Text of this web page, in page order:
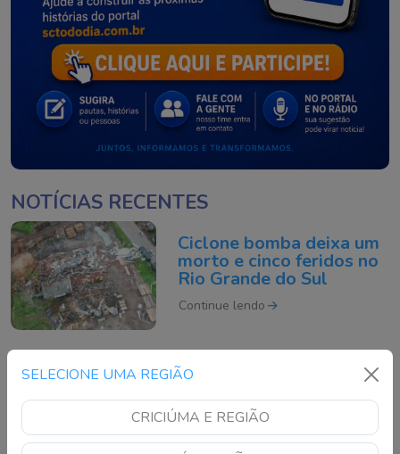
SELECIONE UMA REGIÃO
CRICIÚMA E REGIÃO
NOTÍCIAS RECENTES
Ciclone bomba deixa um
morto e cinco feridos no
Rio Grande do Sul
Continue lendo
Motociclista morre após
101 em São José
Continue lendo